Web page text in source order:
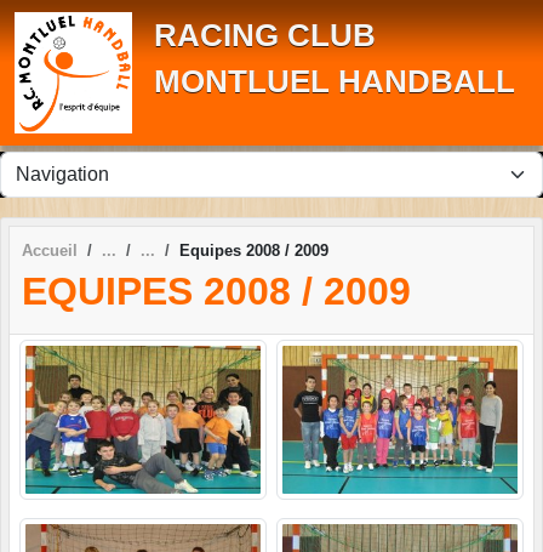
RACING CLUB
MONTLUEL HANDBALL
Accueil Equipes 2008 / 2009
EQUIPES 2008 / 2009
Panneau de gestion des cookies